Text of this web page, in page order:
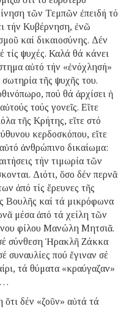
τῶν Τεμπῶν ἐπειδή τό
τήν Κυβέρνηση, ἐνῶ
καί δικαιοσύνης. Δέν
τίς ψυχές. Καλά θά κάνει
αὐτό τήν «ἐνόχλησή»
τῆς ψυχῆς του.
πού θά ἀρχίσει ἡ
τούς γονεῖς. Εἴτε
τῆς Κρήτης, εἴτε στό
κερδοσκόπου, εἴτε
ἀνθρώπινο δικαίωμα:
τήν τιμωρία τῶν
Διότι, ὅσο δέν περνᾶ
ἀπό τίς ἔρευνες τῆς
Βουλῆς καί τά μικρόφωνα
μέσα ἀπό τά χείλη τῶν
φίλου Μανώλη Μητσιᾶ.
σύνθεση Ἡρακλῆ Ζάκκα
συναυλίες πού ἔγιναν σέ
τά θύματα «κραύγαζαν»
ὅτι δέν «ζοῦν» αὐτά τά